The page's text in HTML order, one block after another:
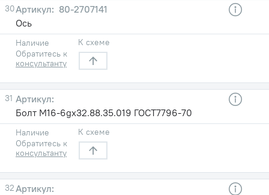
30
80-2707141
Ось
Наличие
Обратитесь к
консультанту
К схеме
31
Болт М16-6gх32.88.35.019 ГОСТ7796-70
Наличие
Обратитесь к
консультанту
К схеме
32